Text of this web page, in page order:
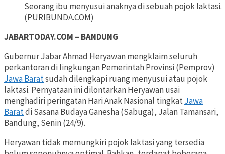
Seorang ibu menyusui anaknya di sebuah pojok laktasi.
(PURIBUNDA.COM)
JABARTODAY.COM – BANDUNG
Gubernur Jabar Ahmad Heryawan mengklaim seluruh
perkantoran di lingkungan Pemerintah Provinsi (Pemprov)
Jawa Baratsudah dilengkapi ruang menyusui atau pojok
laktasi. Pernyataan ini dilontarkan Heryawan usai
menghadiri peringatan Hari Anak Nasional tingkatJawa
Baratdi Sasana Budaya Ganesha (Sabuga), Jalan Tamansari,
Bandung, Senin (24/9).
Heryawan tidak memungkiri pojok laktasi yang tersedia